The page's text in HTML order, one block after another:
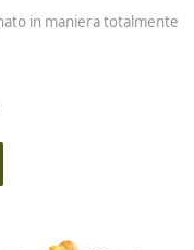
in maniera totalmente